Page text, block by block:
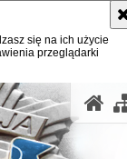
się na ich użycie
przeglądarki